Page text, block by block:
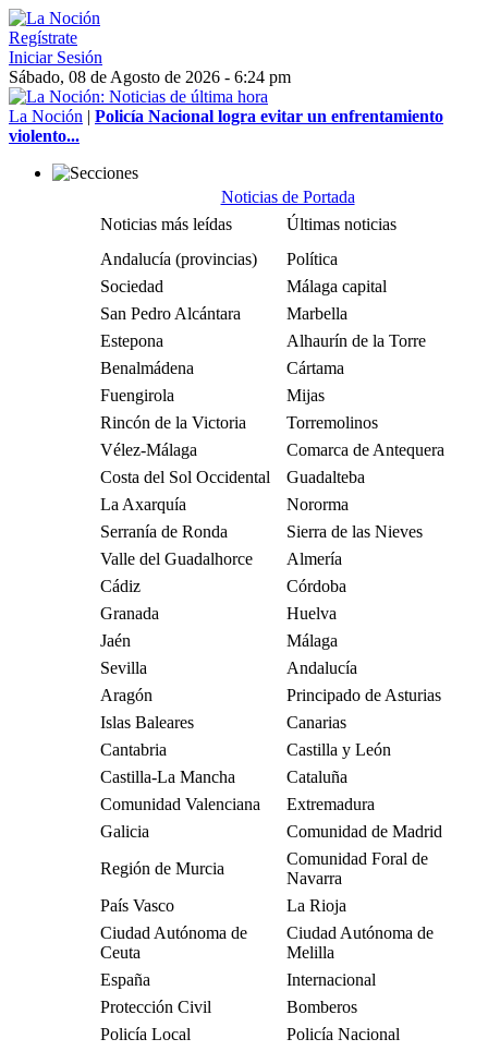
Regístrate
Iniciar Sesión
Sábado, 08 de Agosto de 2026 - 6:24 pm
La Noción | Policía Nacional logra evitar un enfrentamiento
violento...
Noticias de Portada
Noticias más leídas
Últimas noticias
Andalucía (provincias)
Política
Sociedad
Málaga capital
San Pedro Alcántara
Marbella
Estepona
Alhaurín de la Torre
Benalmádena
Cártama
Fuengirola
Mijas
Rincón de la Victoria
Torremolinos
Vélez-Málaga
Comarca de Antequera
Costa del Sol Occidental
Guadalteba
La Axarquía
Nororma
Serranía de Ronda
Sierra de las Nieves
Valle del Guadalhorce
Almería
Cádiz
Córdoba
Granada
Huelva
Jaén
Málaga
Sevilla
Andalucía
Aragón
Principado de Asturias
Islas Baleares
Canarias
Cantabria
Castilla y León
Castilla-La Mancha
Cataluña
Comunidad Valenciana
Extremadura
Galicia
Comunidad de Madrid
Región de Murcia
Comunidad Foral de
Navarra
País Vasco
La Rioja
Ciudad Autónoma de
Ceuta
Ciudad Autónoma de
Melilla
España
Internacional
Protección Civil
Bomberos
Policía Local
Policía Nacional